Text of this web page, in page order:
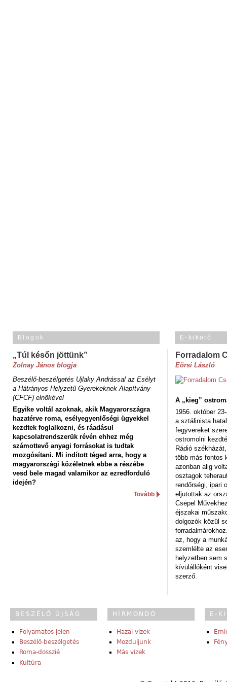
Blogok
„Túl későn jöttünk”
Zolnay János blogja
Beszélő-beszélgetés Ujlaky Andrással az Esélyt
a Hátrányos Helyzetű Gyerekeknek Alapítvány
(CFCF) elnökével
Egyike voltál azoknak, akik Magyarországra
hazatérve roma, esélyegyenlőségi ügyekkel
kezdtek foglalkozni, és ráadásul
kapcsolatrendszerük révén ehhez még
számottevő anyagi forrásokat is tudtak
mozgósítani. Mi indított téged arra, hogy a
magyarországi közéletnek ebbe a részébe
vesd bele magad valamikor az ezredforduló
idején?
Tovább
E-kikötő
Forradalom
Eörsi László
A „kieg”
1956. október
a sztálinista
fegyvereket
ostromolni
Rádió
több más fontos
azonban alig
osztagok
rendőrségi, ipari
eljutottak az
Csepel
éjszakai
dolgozók közül
az, hogy a
szemlélte az
helyzetben sem
kívülállóként
szerző.
BESZÉLŐ ÚJSÁG
Folyamatos jelen
Beszélő-beszélgetés
Roma-dosszié
Kultúra
HÍRMONDÓ
Hazai vizek
Mozduljunk
Más vizek
E-